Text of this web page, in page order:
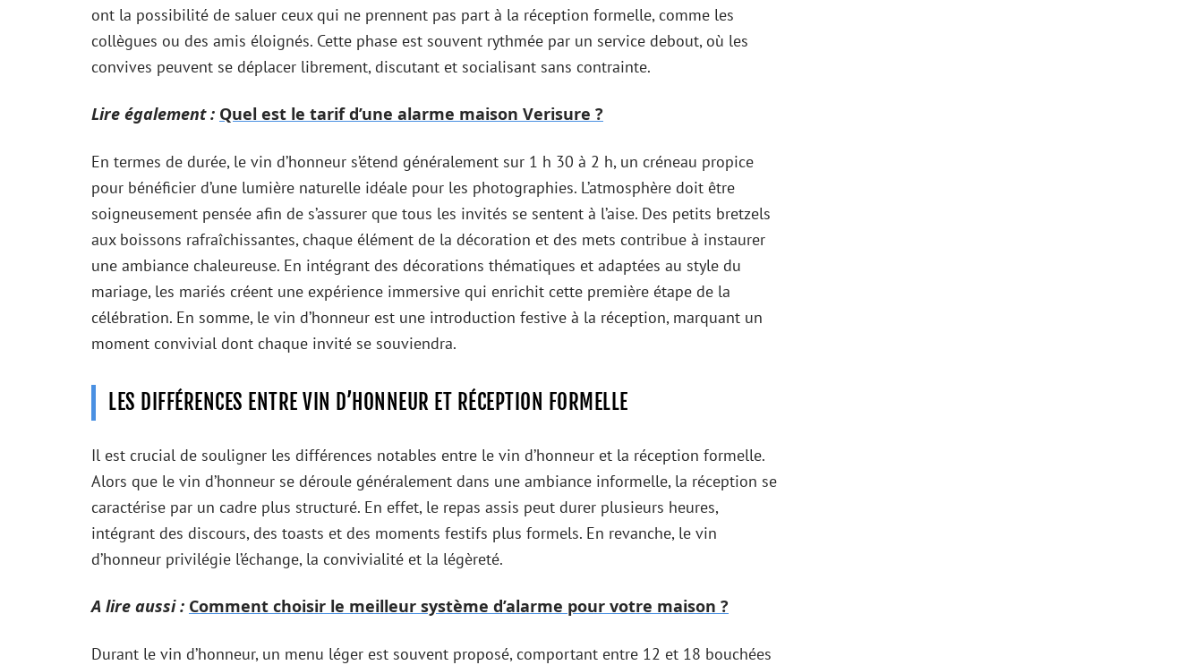
ont la possibilité de saluer ceux qui ne prennent pas part à la réception formelle, comme les
collègues ou des amis éloignés. Cette phase est souvent rythmée par un service debout, où les
convives peuvent se déplacer librement, discutant et socialisant sans contrainte.
Lire également : Quel est le tarif d’une alarme maison Verisure ?
En termes de durée, le vin d’honneur s’étend généralement sur 1 h 30 à 2 h, un créneau propice
pour bénéficier d’une lumière naturelle idéale pour les photographies. L’atmosphère doit être
soigneusement pensée afin de s’assurer que tous les invités se sentent à l’aise. Des petits bretzels
aux boissons rafraîchissantes, chaque élément de la décoration et des mets contribue à instaurer
une ambiance chaleureuse. En intégrant des décorations thématiques et adaptées au style du
mariage, les mariés créent une expérience immersive qui enrichit cette première étape de la
célébration. En somme, le vin d’honneur est une introduction festive à la réception, marquant un
moment convivial dont chaque invité se souviendra.
LES DIFFÉRENCES ENTRE VIN D’HONNEUR ET RÉCEPTION FORMELLE
Il est crucial de souligner les différences notables entre le vin d’honneur et la réception formelle.
Alors que le vin d’honneur se déroule généralement dans une ambiance informelle, la réception se
caractérise par un cadre plus structuré. En effet, le repas assis peut durer plusieurs heures,
intégrant des discours, des toasts et des moments festifs plus formels. En revanche, le vin
d’honneur privilégie l’échange, la convivialité et la légèreté.
A lire aussi : Comment choisir le meilleur système d’alarme pour votre maison ?
Durant le vin d’honneur, un menu léger est souvent proposé, comportant entre 12 et 18 bouchées